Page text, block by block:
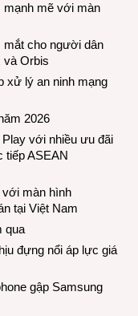
mạnh mẽ với màn
mắt cho người dân
và Orbis
xử lý an ninh mạng
2026
với nhiều ưu đãi
tiếp ASEAN
màn hình
tại Việt Nam
qua
đựng nổi áp lực giá
gập Samsung